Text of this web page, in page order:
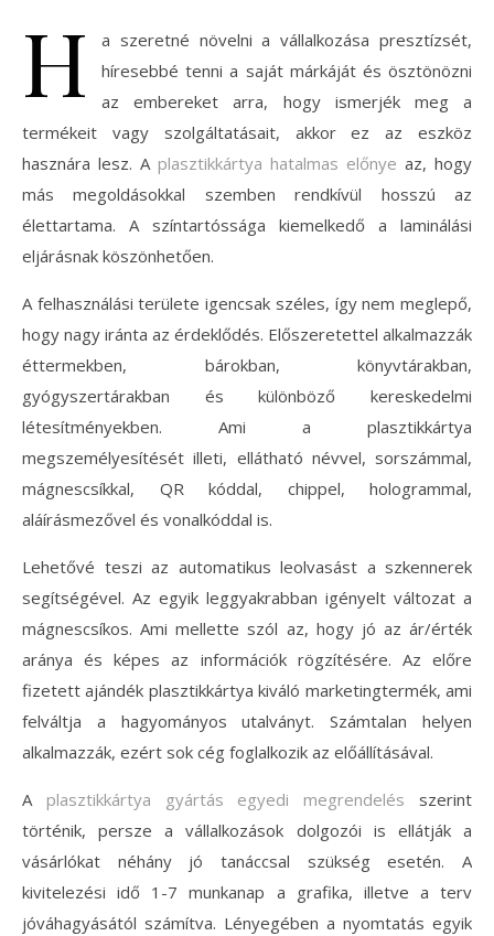
H
a szeretné növelni a vállalkozása presztízsét,
híresebbé tenni a saját márkáját és ösztönözni
az embereket arra, hogy ismerjék meg a
termékeit vagy szolgáltatásait, akkor ez az eszköz
hasznára lesz. A plasztikkártya hatalmas előnye az, hogy
más megoldásokkal szemben rendkívül hosszú az
élettartama. A színtartóssága kiemelkedő a laminálási
eljárásnak köszönhetően.
A felhasználási területe igencsak széles, így nem meglepő,
hogy nagy iránta az érdeklődés. Előszeretettel alkalmazzák
éttermekben, bárokban, könyvtárakban,
gyógyszertárakban és különböző kereskedelmi
létesítményekben. Ami a plasztikkártya
megszemélyesítését illeti, ellátható névvel, sorszámmal,
mágnescsíkkal, QR kóddal, chippel, hologrammal,
aláírásmezővel és vonalkóddal is.
Lehetővé teszi az automatikus leolvasást a szkennerek
segítségével. Az egyik leggyakrabban igényelt változat a
mágnescsíkos. Ami mellette szól az, hogy jó az ár/érték
aránya és képes az információk rögzítésére. Az előre
fizetett ajándék plasztikkártya kiváló marketingtermék, ami
felváltja a hagyományos utalványt. Számtalan helyen
alkalmazzák, ezért sok cég foglalkozik az előállításával.
A plasztikkártya gyártás egyedi megrendelés szerint
történik, persze a vállalkozások dolgozói is ellátják a
vásárlókat néhány jó tanáccsal szükség esetén. A
kivitelezési idő 1-7 munkanap a grafika, illetve a terv
jóváhagyásától számítva. Lényegében a nyomtatás egyik